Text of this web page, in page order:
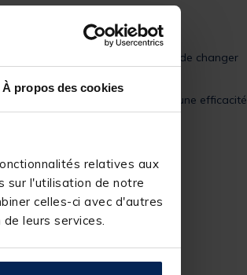
À propos des cookies
relatives aux
sur l'utilisation de notre
celles-ci avec d'autres
leurs services.
d'une agrafe, il vous permettra de changer
optimale à vos montages pour une efficacité